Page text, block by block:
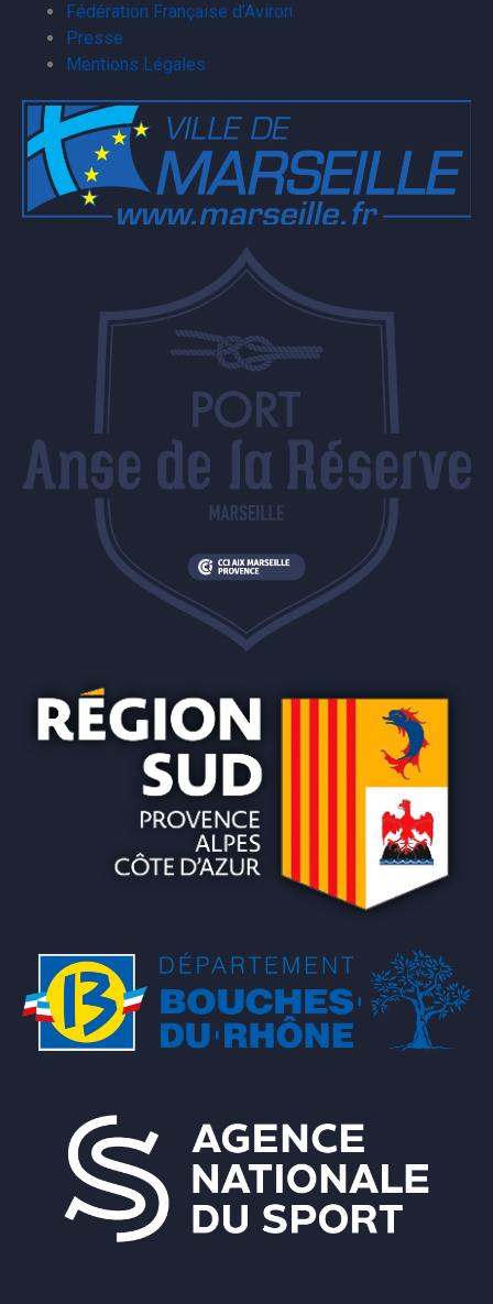
Fédération Française d’Aviron
Presse
Mentions Légales